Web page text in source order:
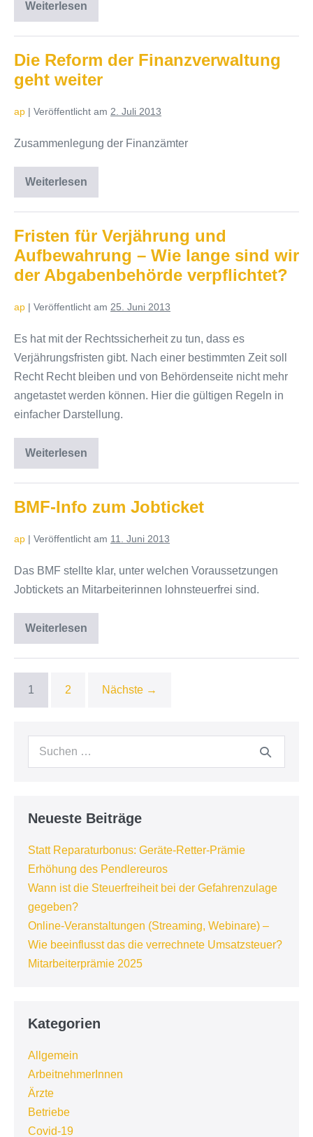
WeiterlesenPendlerverordnung
–
im
Überblick
Die Reform der Finanzverwaltung
geht weiter
ap | Veröffentlicht am 2. Juli 2013
Zusammenlegung der Finanzämter
Weiterlesen
Die
Reform
geht
weiter
Fristen für Verjährung und
Aufbewahrung – Wie lange sind wir
der Abgabenbehörde verpflichtet?
ap | Veröffentlicht am 25. Juni 2013
Es hat mit der Rechtssicherheit zu tun, dass es
Verjährungsfristen gibt. Nach einer bestimmten Zeit soll
Recht Recht bleiben und von Behördenseite nicht mehr
angetastet werden können. Hier die gültigen Regeln in
einfacher Darstellung.
Weiterlesen
Fristen
für
Aufbewahrung
–
lange
der
verpflichtet?
BMF-Info zum Jobticket
ap | Veröffentlicht am 11. Juni 2013
Das BMF stellte klar, unter welchen Voraussetzungen
Jobtickets an Mitarbeiterinnen lohnsteuerfrei sind.
Weiterlesen
BMF-
Info
1
2 Nächste →
Suchen
Neueste Beiträge
Statt Reparaturbonus: Geräte-Retter-Prämie
Erhöhung des Pendlereuros
Wann ist die Steuerfreiheit bei der Gefahrenzulage
gegeben?
Online-Veranstaltungen (Streaming, Webinare) –
Wie beeinflusst das die verrechnete Umsatzsteuer?
Mitarbeiterprämie 2025
Kategorien
Allgemein
ArbeitnehmerInnen
Ärzte
Betriebe
Covid-19